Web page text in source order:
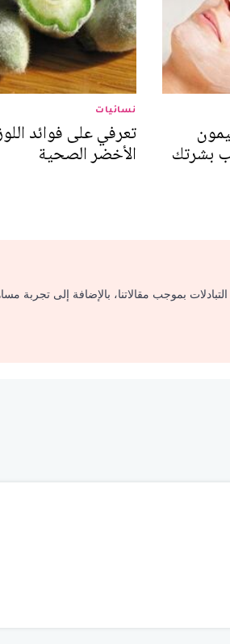
بشرتك
نسائيات
تعرفي على فوائد
الأخضر الصحية
بموجب مقالاتنا، بالإضافة إلى تجربة